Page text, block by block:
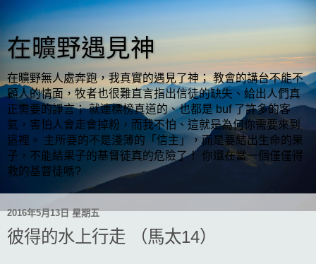
在曠野遇見神
在曠野無人處奔跑，我真實的遇見了神； 教會的講台不能不
顧人的情面，牧者也很難直言指出信徒的缺失、給出人們真
正需要的諍言； 就連標榜真道的、也都是 buf 了許多的客
氣，害怕人會走會掉粉，而我不怕、這就是為何你需要來到
這裡。 主所要的不是淺薄的「信主」，而是要結出生命的果
子，不能結果子的基督徒真的危險了！ 你還在當一個僅僅得
救的基督徒嗎?
2016年5月13日 星期五
彼得的水上行走 （馬太14）